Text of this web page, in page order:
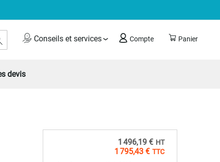
Panier
Conseils et services Compte
Rechercher
devis
1 795,43 €
1 496,19 €